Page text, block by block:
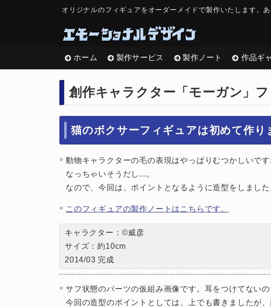
オリジナルのフィギュアをオーダーメイドで製作いたします。
ホーム 製作サービス 製作ノート 作品ギ
創作キャラクター「モーガン」
猫のボクサーフィギュアは初めて作り
動物キャラクターの毛の表現はやっぱりむつかしいで
なっちゃいそうだし...。
なので、今回は、ポイントとなるように造型をしました
このフィギュアの製作ノートはこちらです。
キャラクター：©威彦
サイズ：約10cm
2014/03 完成
サフ状態のパーツの仮組み画像です。耳をつけてない
今回の造型のポイントとしては、上でも書きましたが